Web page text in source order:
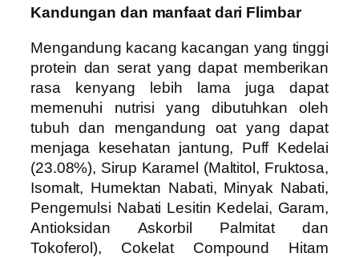
Kandungan dan manfaat dari Flimbar
Mengandung kacang kacangan yang tinggi
protein dan serat yang dapat memberikan
rasa kenyang lebih lama juga dapat
memenuhi nutrisi yang dibutuhkan oleh
tubuh dan mengandung oat yang dapat
menjaga kesehatan jantung, Puff Kedelai
(23.08%), Sirup Karamel (Maltitol, Fruktosa,
Isomalt, Humektan Nabati, Minyak Nabati,
Pengemulsi Nabati Lesitin Kedelai, Garam,
Antioksidan Askorbil Palmitat dan
Tokoferol), Cokelat Compound Hitam